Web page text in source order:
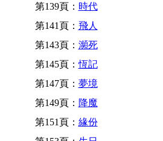
第139頁： 時代
第141頁： 飛人
第143頁： 瀕死
第145頁：恆記
第147頁： 夢境
第149頁： 降魔
第151頁： 緣份